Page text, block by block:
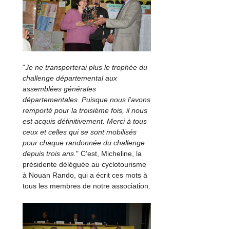
"Je ne transporterai plus le trophée du
challenge départemental aux
assemblées générales
départementales. Puisque nous l’avons
remporté pour la troisième fois, il nous
est acquis définitivement. Merci à tous
ceux et celles qui se sont mobilisés
pour chaque randonnée du challenge
depuis trois ans." C’est, Micheline, la
présidente déléguée au cyclotourisme
à Nouan Rando, qui a écrit ces mots à
tous les membres de notre association.